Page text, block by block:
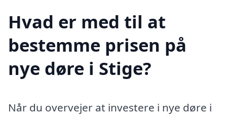
Hvad er med til at
bestemme prisen på
nye døre i Stige?
Når du overvejer at investere i nye døre i